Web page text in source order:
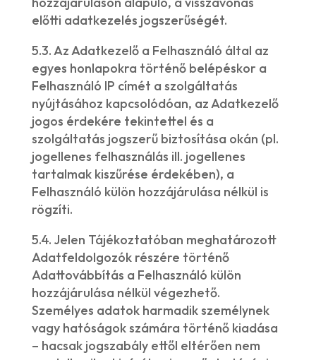
előtti adatkezelés jogszerűségét.
5.3. Az Adatkezelő a Felhasználó által az
egyes honlapokra történő belépéskor a
Felhasználó IP címét a szolgáltatás
nyújtásához kapcsolódóan, az Adatkezelő
jogos érdekére tekintettel és a
szolgáltatás jogszerű biztosítása okán (pl.
jogellenes felhasználás ill. jogellenes
tartalmak kiszűrése érdekében), a
Felhasználó külön hozzájárulása nélkül is
rögzíti.
5.4. Jelen Tájékoztatóban meghatározott
Adatfeldolgozók részére történő
Adattovábbítás a Felhasználó külön
hozzájárulása nélkül végezhető.
Személyes adatok harmadik személynek
vagy hatóságok számára történő kiadása
– hacsak jogszabály ettől eltérően nem